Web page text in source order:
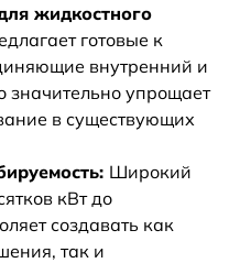
жидкостного
готовые к
внутренний и
значительно упрощает
в существующих
Широкий
кВт до
создавать как
так и